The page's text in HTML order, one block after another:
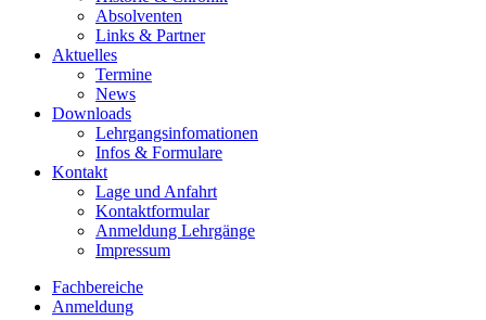
Absolventen
Links & Partner
Aktuelles
Termine
News
Downloads
Lehrgangsinfomationen
Infos & Formulare
Kontakt
Lage und Anfahrt
Kontaktformular
Anmeldung Lehrgänge
Impressum
Fachbereiche
Anmeldung